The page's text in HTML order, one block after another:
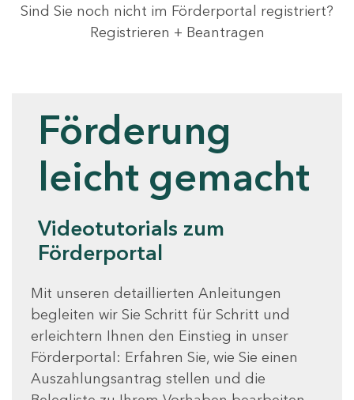
Sind Sie noch nicht im Förderportal registriert?
Registrieren + Beantragen
Förderung
leicht gemacht
Videotutorials zum
Förderportal
Mit unseren detaillierten Anleitungen
begleiten wir Sie Schritt für Schritt und
erleichtern Ihnen den Einstieg in unser
Förderportal: Erfahren Sie, wie Sie einen
Auszahlungsantrag stellen und die